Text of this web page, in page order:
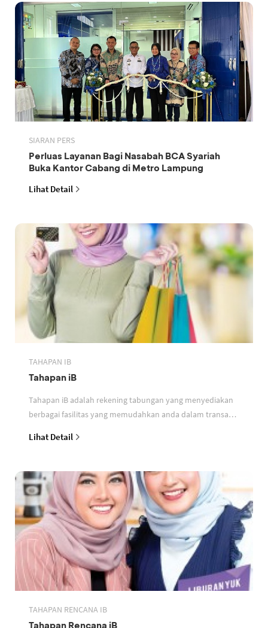
SIARAN PERS
Perluas Layanan Bagi Nasabah BCA Syariah
Buka Kantor Cabang di Metro Lampung
Lihat Detail
TAHAPAN IB
Tahapan iB
Tahapan iB adalah rekening tabungan yang menyediakan
berbagai fasilitas yang memudahkan anda dalam transaksi
Lihat Detail
TAHAPAN RENCANA IB
Tahapan Rencana iB